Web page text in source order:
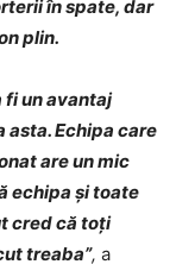
în spate, dar
plin.
fi un avantaj
asta. Echipa care
are un mic
echipa și toate
cred că toți
treaba”, a